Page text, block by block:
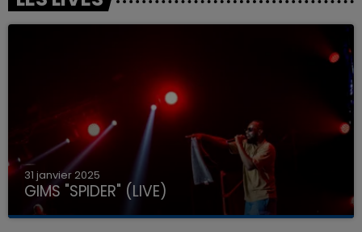
31 janvier 2025
GIMS "SPIDER" (LIVE)